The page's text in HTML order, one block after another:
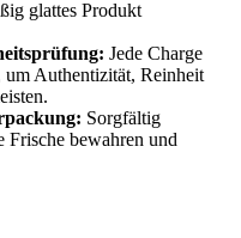
glattes Produkt
Jede Charge
um Authentizität, Reinheit
Sorgfältig
Frische bewahren und